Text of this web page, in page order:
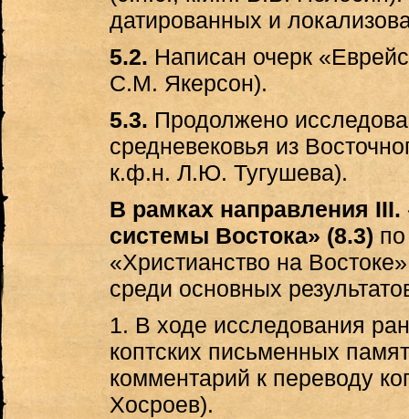
датированных и
5.2. Написан очерк
С.М. Якерсон).
5.3. Продолжено
средневековья из
к.ф.н. Л.Ю. Тугушева).
В рамках направления
системы Востока» (8.3)
«Христианство на
среди основных
1. В ходе исследования
коптских письменных
комментарий к переводу
Хосроев).